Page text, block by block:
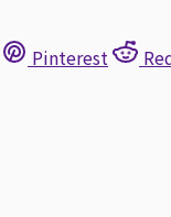
Pinterest